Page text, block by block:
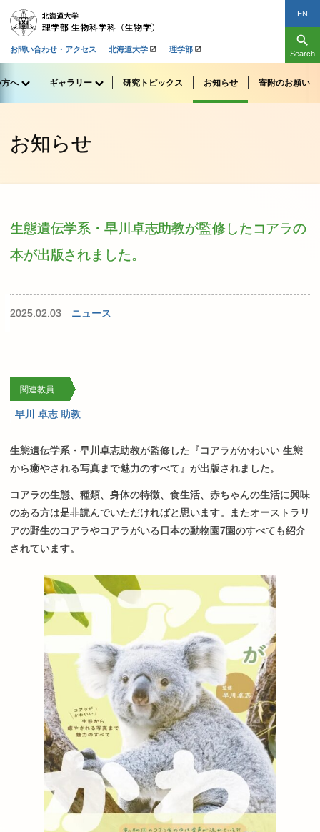
お問い合わせ・アクセス 北海道大学 理学部
EN
search
Search
方へ ギャラリー 研究 トピックス お知らせ 寄附のお願い
お知らせ
生態遺伝学系 ・早川卓志助教が監修したコアラの
本が出版されました。
2025.02.03 ニュース
関連教員
早川 卓志 助教
生態遺伝学系・ 早川卓志助教が監修した『コアラがかわいい 生態
から癒やされる写真まで魅力のすべて』が出版されました。
コアラの生態、種類、身体の特徴、食生活、赤ちゃんの生活に興味
のある方は是非読んでいただければと思います。
またオーストラリ
アの野生のコアラやコアラがいる日本の動物園7園のすべても紹介
されています。